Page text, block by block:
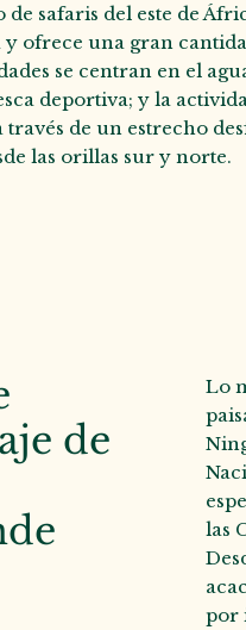
safaris del este de
y ofrece una gran
se centran en el
deportiva; y la
de un estrecho
las orillas sur y norte.
de
Lo
las
por